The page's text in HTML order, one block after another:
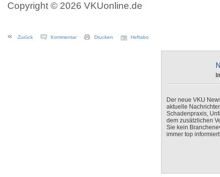
Copyright © 2026 VKUonline.de
Zurück Kommentar Drucken Heftabo
Der neue VKU
aktuelle
Schadenpraxis,
dem zusätzlichen
Sie kein
immer top